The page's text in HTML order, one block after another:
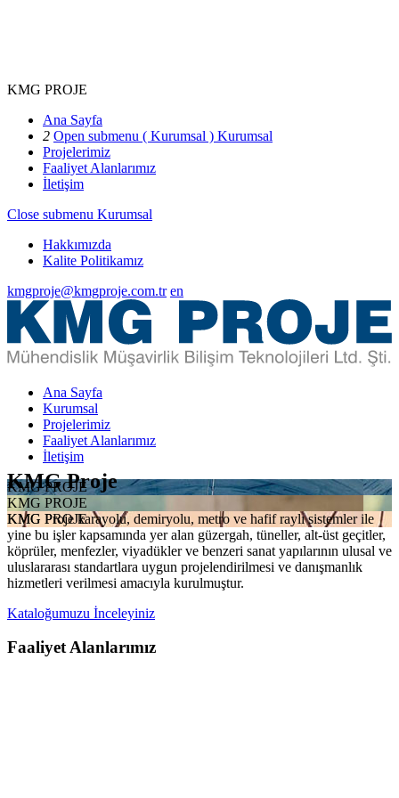
KMG PROJE
Ana Sayfa
2 Open submenu ( Kurumsal ) Kurumsal
Projelerimiz
Faaliyet Alanlarımız
İletişim
Close submenu Kurumsal
Hakkımızda
Kalite Politikamız
kmgproje@kmgproje.com.tr en
Ana Sayfa
Kurumsal
Projelerimiz
Faaliyet Alanlarımız
İletişim
KMG PROJE
KMG PROJE
KMG PROJE
KMG Proje
KMG Proje karayolu, demiryolu, metro ve hafif raylı sistemler ile
yine bu işler kapsamında yer alan güzergah, tüneller, alt-üst geçitler,
köprüler, menfezler, viyadükler ve benzeri sanat yapılarının ulusal ve
uluslararası standartlara uygun projelendirilmesi ve danışmanlık
hizmetleri verilmesi amacıyla kurulmuştur.
Kataloğumuzu İnceleyiniz
Faaliyet Alanlarımız